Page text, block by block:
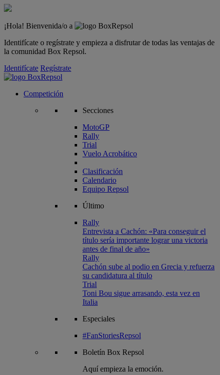
¡Hola! Bienvenida/o a
Identifícate o regístrate y empieza a disfrutar de todas las ventajas de
la comunidad Box Repsol.
Identifícate Regístrate
Competición
Secciones
MotoGP
Rally
Trial
Vuelo Acrobático
Clasificación
Calendario
Equipo Repsol
Último
Rally
Entrevista a Cachón: «Para conseguir el
título sería importante lograr una victoria
antes de final de año»
Rally
Cachón sube al podio en Grecia y refuerza
su candidatura al título
Trial
Toni Bou sigue arrasando, esta vez en
Italia
Especiales
#FanStoriesRepsol
Boletín Box Repsol
Aquí empieza la emoción.